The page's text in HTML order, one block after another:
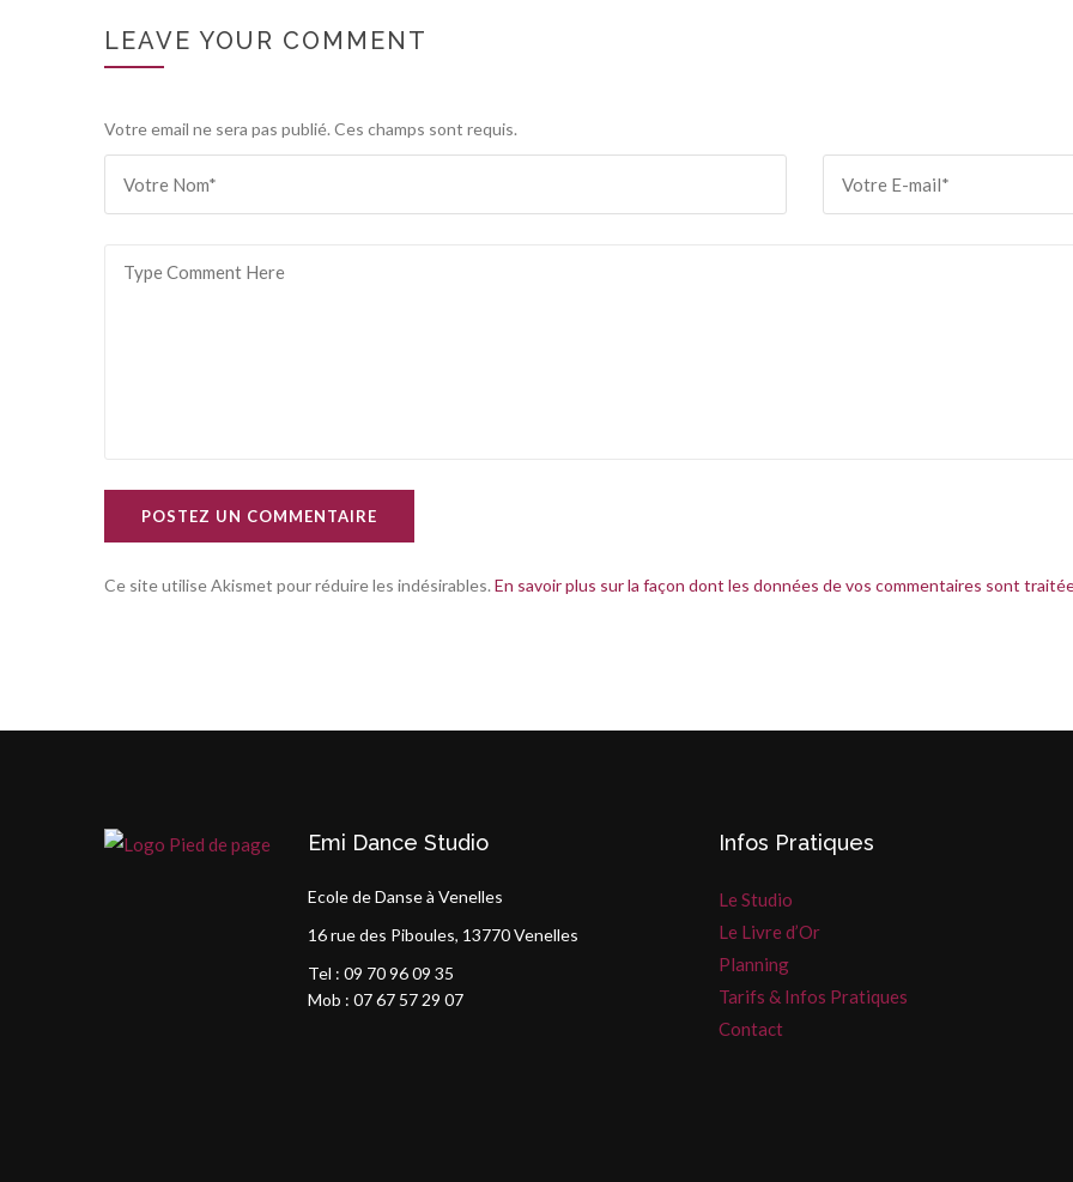
LEAVE YOUR COMMENT
Votre email ne sera pas publié. Ces champs sont requis.
POSTEZ UN COMMENTAIRE
Ce site utilise Akismet pour réduire les indésirables. En savoir plus sur la façon dont les données de vos commentaires sont
Emi Dance Studio
Ecole de Danse à Venelles
16 rue des Piboules, 13770 Venelles
Tel : 09 70 96 09 35
Mob : 07 67 57 29 07
Infos Pratiques
Le Studio
Le Livre d’Or
Planning
Tarifs & Infos Pratiques
Contact